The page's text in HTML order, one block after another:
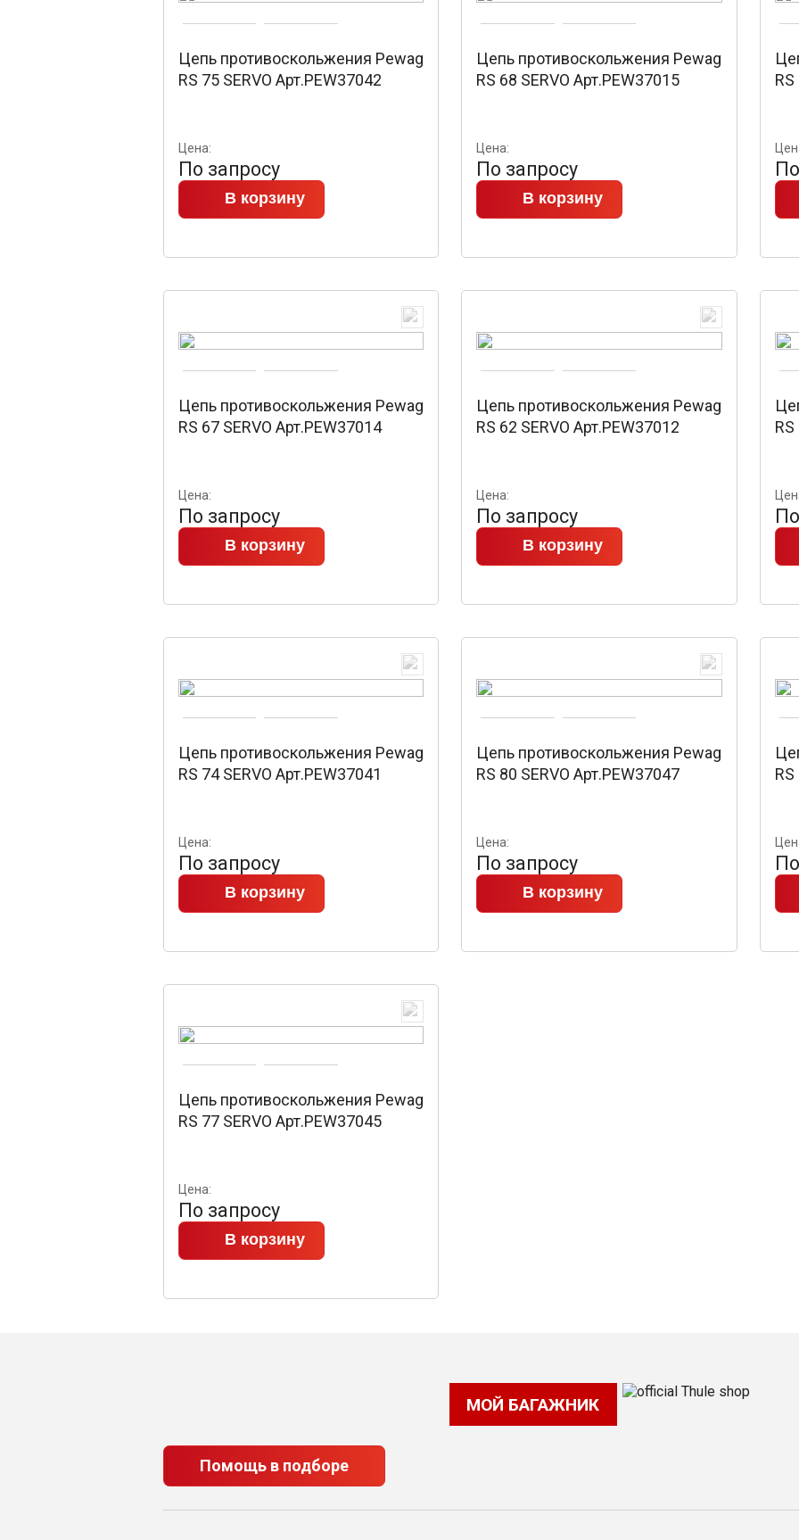
Цепь противоскольжения Pewag
RS 75 SERVO Арт.PEW37042
Цена:
По запросу
В корзину
Цепь противоскольжения Pewag
RS 68 SERVO Арт.PEW37015
Цена:
По запросу
В корзину
Цепь противоскольжения Pewag
RS 67 SERVO Арт.PEW37014
Цена:
По запросу
В корзину
Цепь противоскольжения Pewag
RS 62 SERVO Арт.PEW37012
Цена:
По запросу
В корзину
Цепь противоскольжения Pewag
RS 74 SERVO Арт.PEW37041
Цена:
По запросу
В корзину
Цепь противоскольжения Pewag
RS 80 SERVO Арт.PEW37047
Цена:
По запросу
В корзину
Цепь противоскольжения Pewag
RS 77 SERVO Арт.PEW37045
Цена:
По запросу
В корзину
МОЙ БАГАЖНИК
Помощь в подборе